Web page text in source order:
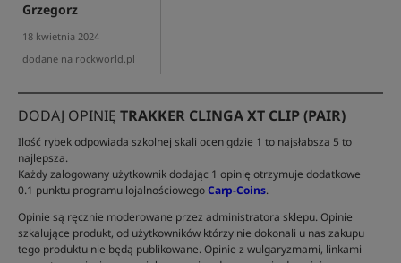
Grzegorz
18 kwietnia 2024
dodane na rockworld.pl
DODAJ OPINIĘ TRAKKER CLINGA XT CLIP (PAIR)
Ilość rybek odpowiada szkolnej skali ocen gdzie 1 to najsłabsza 5 to
najlepsza.
Każdy zalogowany użytkownik dodając 1 opinię otrzymuje dodatkowe
0.1 punktu programu lojalnościowegoCarp-Coins.
Opinie są ręcznie moderowane przez administratora sklepu. Opinie
szkalujące produkt, od użytkowników którzy nie dokonali u nas zakupu
tego produktu nie będą publikowane. Opinie z wulgaryzmami, linkami